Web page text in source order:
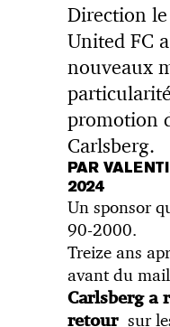
Direction
United FC
nouveaux
promotion
Carlsberg.
PAR
2024
Un sponsor
90-2000.
Treize ans
avant du
Carlsberg a
retoursur